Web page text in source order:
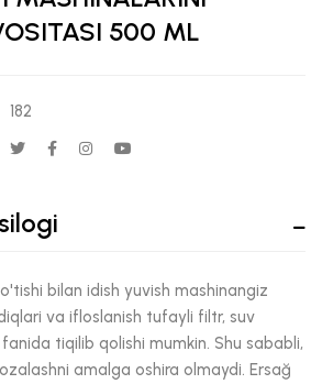
500 ML
182
bilan idish yuvish mashinangiz
va ifloslanish tufayli filtr, suv
tiqilib qolishi mumkin. Shu sababli,
amalga oshira olmaydi. Ersağ